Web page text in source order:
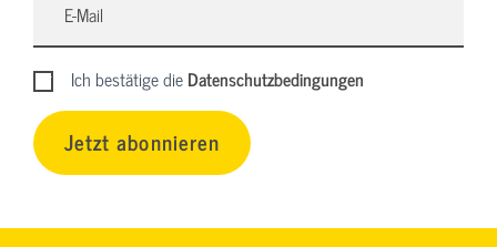
Ich bestätige dieDatenschutzbedingungen
Jetzt abonnieren